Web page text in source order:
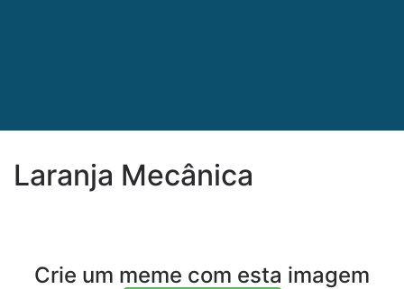
Laranja Mecânica
Crie um meme com esta imagem